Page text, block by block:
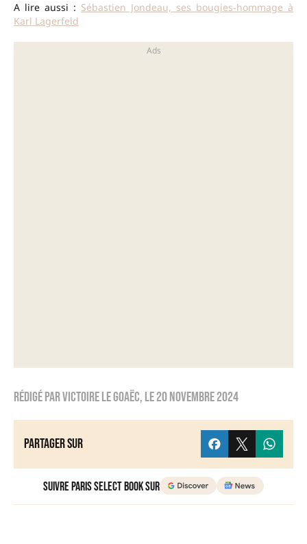
A lire aussi : Sébastien Jondeau, ses bougies-hommage à
Karl Lagerfeld
Rédigé parVictoire Le Goaëc, le20 novembre 2024
Partager sur
Suivre Paris Select Book sur